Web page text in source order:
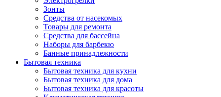
Зонты
Средства от насекомых
Товары для ремонта
Средства для бассейна
Наборы для барбекю
Банные принадлежности
Бытовая техника
Бытовая техника для кухни
Бытовая техника для дома
Бытовая техника для красоты